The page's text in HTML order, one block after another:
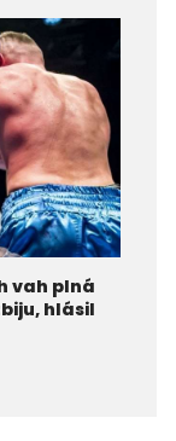
vah plná
hlásil